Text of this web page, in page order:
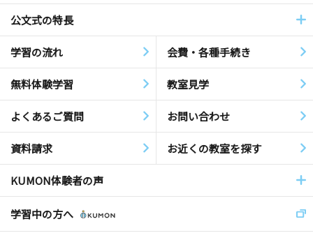
公文式の特長
学習の流れ 会費・各種手続き
無料体験学習 教室見学
よくあるご質問 お問い合わせ
資料請求 お近くの教室を探す
KUMON体験者の声
学習中の方へ